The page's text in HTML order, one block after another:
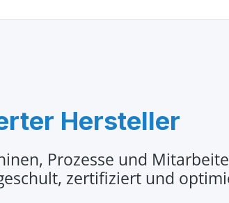
Hersteller
Prozesse und
zertifiziert und